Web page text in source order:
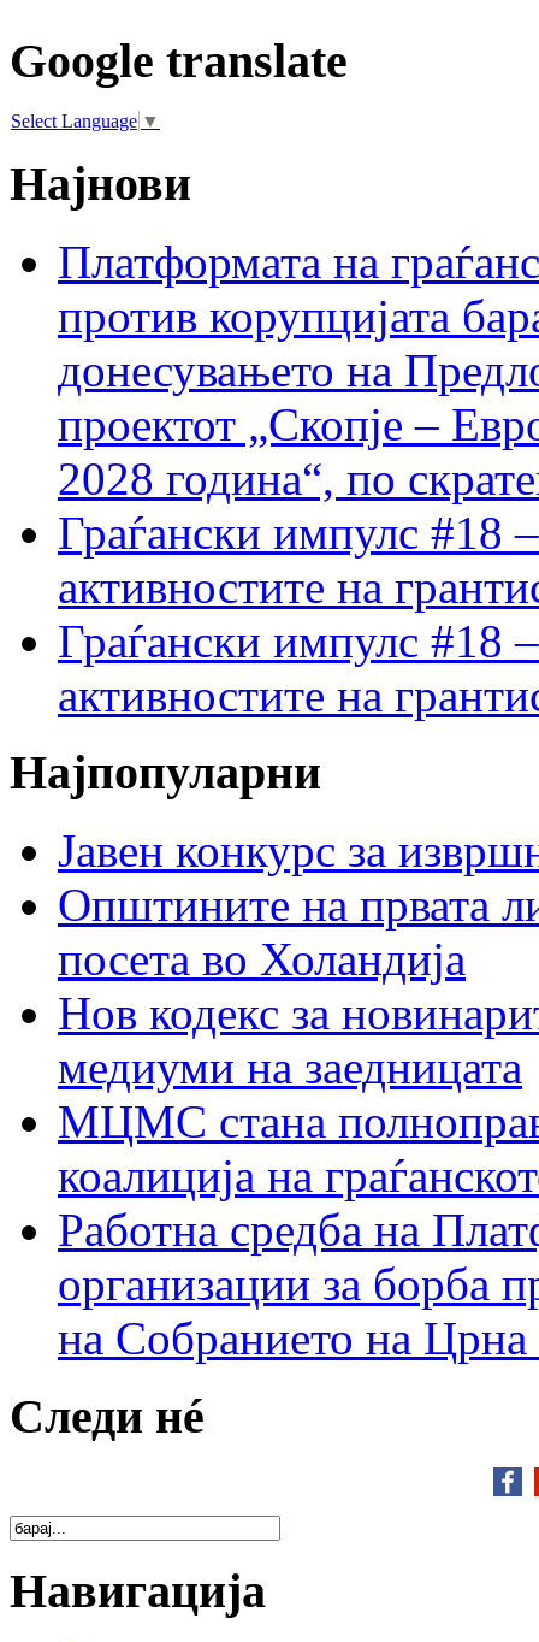
Google translate
Select Language ▼
Најнови
Платформата на
против корупцијата
донесувањето на
проектот „Скопје –
2028 година“, по
Граѓански импулс #18
активностите на
Граѓански импулс #18
активностите на
Најпопуларни
Јавен конкурс за
Општините на првата
посета во Холандија
Нов кодекс за
медиуми на заедницата
МЦМС стана
коалиција на
Работна средба на
организации за борба
на Собранието на Црна
Следи нé
Навигација